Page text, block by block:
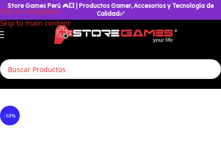
Skip to navigation
Skip to main content
Store Games Perú 🎮💥
| Productos Gamer, Accesorios y Tecnología de
Calidad✅
-10%